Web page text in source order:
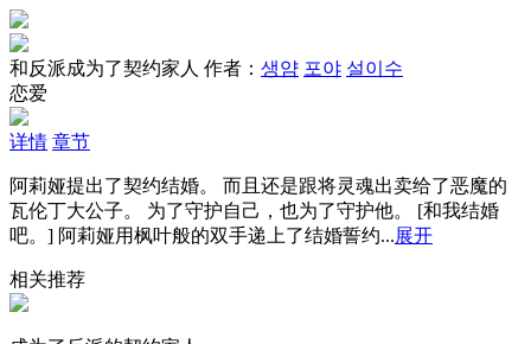
和反派成为了契约家人 作者： 생얌 포야 설이수
恋爱
详情 章节
阿莉娅提出了契约结婚。 而且还是跟将灵魂出卖给了恶魔的
瓦伦丁大公子。 为了守护自己，也为了守护他。 [和我结婚
吧。] 阿莉娅用枫叶般的双手递上了结婚誓约...展开
相关推荐